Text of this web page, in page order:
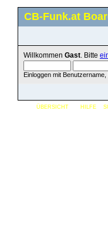
CB-Funk.at
Willkommen Gast . Bitte
Einloggen mit
ÜBERSICHT HILFE